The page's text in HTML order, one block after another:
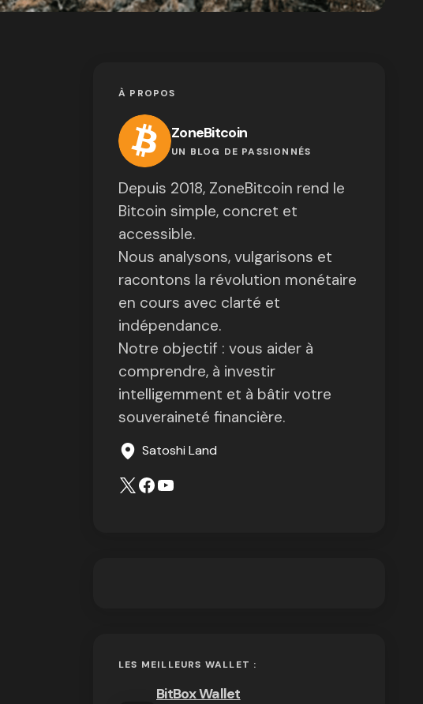
À PROPOS
ZoneBitcoin
UN BLOG DE PASSIONNÉS
Depuis 2018, ZoneBitcoin rend le
Bitcoin simple, concret et
accessible.
Nous analysons, vulgarisons et
racontons la révolution monétaire
en cours avec clarté et
indépendance.
Notre objectif : vous aider à
comprendre, à investir
intelligemment et à bâtir votre
souveraineté financière.
Satoshi Land
LES MEILLEURS WALLET :
BitBox Wallet